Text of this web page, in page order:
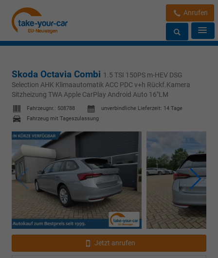
Anrufen
Skoda Octavia Combi 1.5 TSI 150PS m-HEV DSG
Selection AHK Klimaautomatik ACC PDC v+h Rückf.Kamera
Sitzheizung TWA Apple CarPlay Android Auto 16"LM
Fahrzeugnr.: 508788 unverbindliche Lieferzeit: 14 Tage
Fahrzeug mit Tageszulassung
Jetzt anrufen